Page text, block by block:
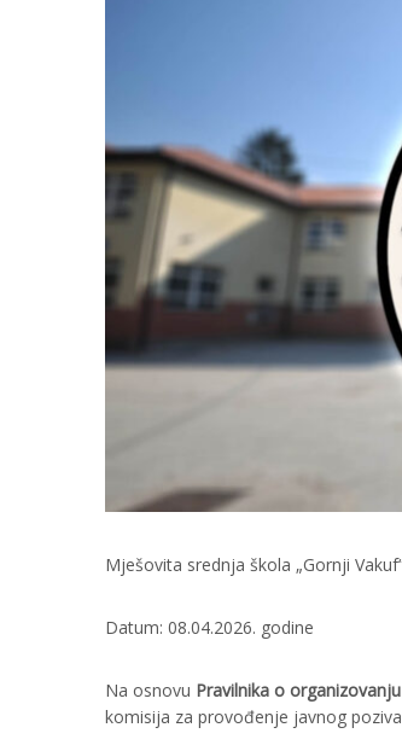
Mješovita srednja škola „Gornji
Datum: 08.04.2026. godine
Na osnovu Pravilnika o
komisija za provođenje javnog